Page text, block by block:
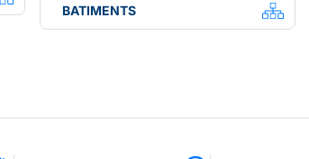
BATIMENTS